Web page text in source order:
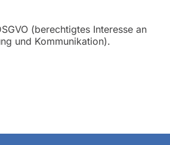
(berechtigtes Interesse an
und Kommunikation).